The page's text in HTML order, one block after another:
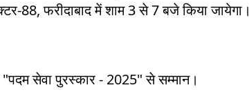
88, फरीदाबाद में शाम 3 से 7 बजे किया जायेगा।
सेवा पुरस्कार - 2025" से सम्मान।